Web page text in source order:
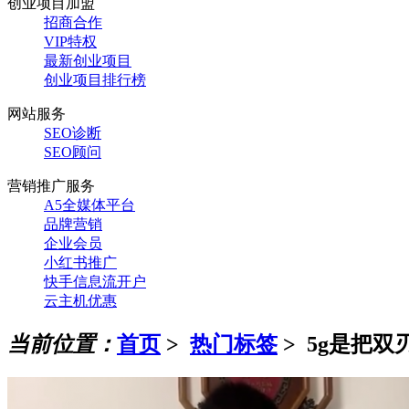
创业项目加盟
招商合作
VIP特权
最新创业项目
创业项目排行榜
网站服务
SEO诊断
SEO顾问
营销推广服务
A5全媒体平台
品牌营销
企业会员
小红书推广
快手信息流开户
云主机优惠
当前位置： 首页 > 热门标签 > 5g是把双